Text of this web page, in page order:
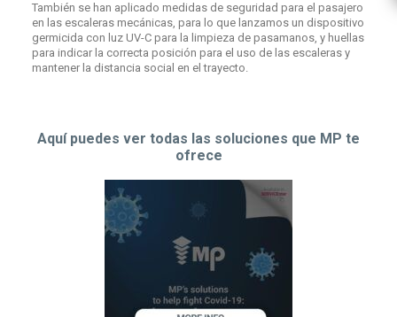
También se han aplicado medidas de seguridad para el pasajero
en las escaleras mecánicas, para lo que lanzamos un dispositivo
germicida con luz UV-C para la limpieza de pasamanos, y huellas
para indicar la correcta posición para el uso de las escaleras y
mantener la distancia social en el trayecto.
Aquí puedes ver todas las soluciones que MP te
ofrece